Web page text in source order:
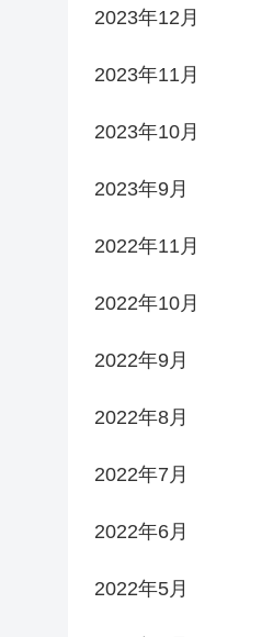
2023年12月
2023年11月
2023年10月
2023年9月
2022年11月
2022年10月
2022年9月
2022年8月
2022年7月
2022年6月
2022年5月